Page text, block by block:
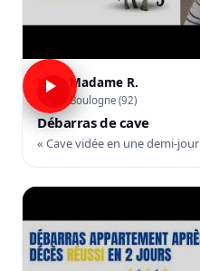
Madame R.
Boulogne (92)
Débarras de cave
« Cave vidée en une demi-